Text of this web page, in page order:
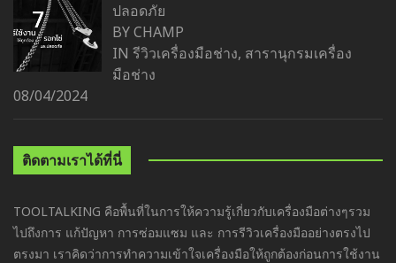
ปลอดภัย
BY CHAMP
IN รีวิวเครื่องมือช่าง, สารานุกรมเครื่อง
มือช่าง
08/04/2024
ติดตามเราได้ที่นี่
TOOLTALKING คือพื้นที่ในการให้ความรู้เกี่ยวกับเครื่องมือต่างๆรวม
ไปถึงการ แก้ปัญหา การซ่อมแซม และ การรีวิวเครื่องมืออย่างตรงไป
ตรงมา เราคิดว่าการทำความเข้าใจเครื่องมือให้ถูกต้องก่อนการใช้งาน